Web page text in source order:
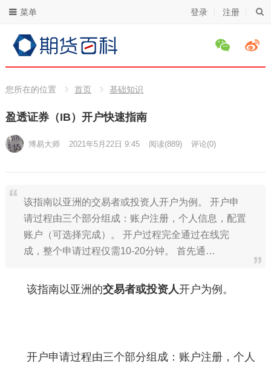
登录 注册
菜单
您所在的位置 首页 基础知识
盈透证券（IB）开户快速指南
博易大师 2021年5月22日 9:45 阅读(889) 评论(0)
该指南以亚洲的交易者或投资人开户为例。 开户申
请过程由三个部分组成：账户注册，个人信息，配置
账户（可选择完成）。 开户过程完全通过在线完
成，整个申请过程仅需10-20分钟。 首先通…
该指南以亚洲的交易者或投资人开户为例。
开户申请过程由三个部分组成：账户注册，个人